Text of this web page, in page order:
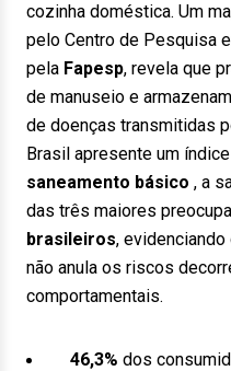
cozinha doméstica. Um
pelo Centro de Pesquisa
pela Fapesp, revela que
de manuseio e
de doenças transmitidas
Brasil apresente um
saneamento básico , a
das três maiores
brasileiros,
não anula os riscos
comportamentais.
46,3% dos